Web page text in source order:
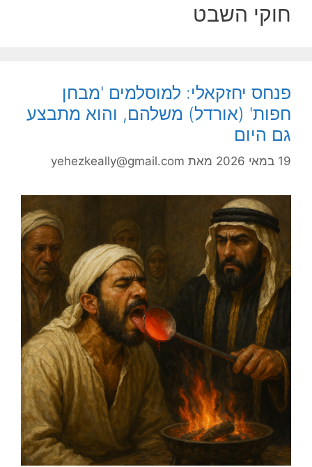
חוקי השבט
פנחס יחזקאלי: למוסלמים 'מבחן
חפות' (אורדל) משלהם, והוא מתבצע
גם היום
19 במאי 2026 מאת yehezkeally@gmail.com